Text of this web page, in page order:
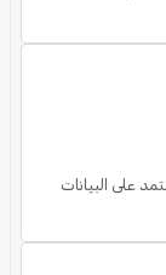
على البيانات